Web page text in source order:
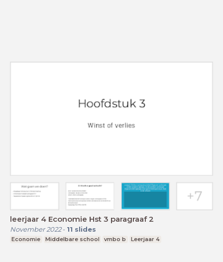
leerjaar 4 Economie Hst 3 paragraaf 2
November 2022- 11 slides
Economie Middelbare school vmbo b Leerjaar 4